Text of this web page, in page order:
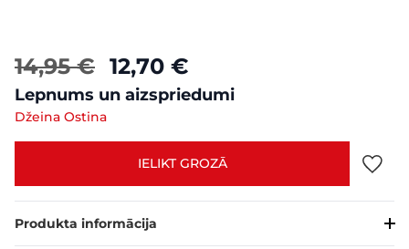
14,95 € 12,70 €
Lepnums un aizspriedumi
Džeina Ostina
IELIKT GROZĀ
Produkta informācija